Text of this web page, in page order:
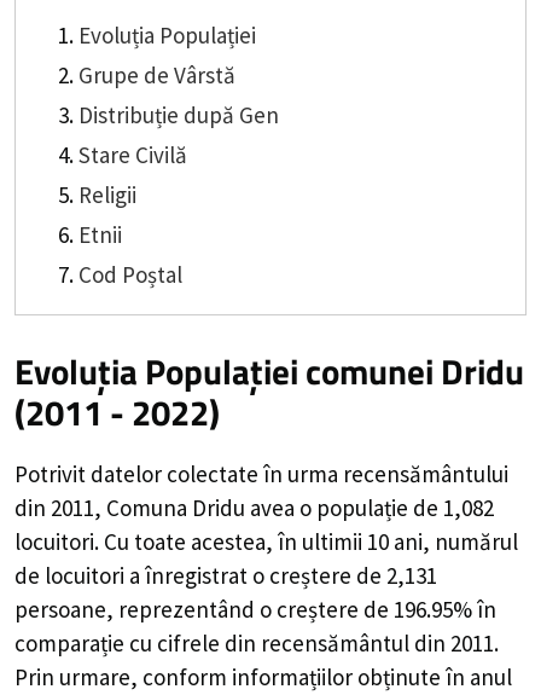
Evoluția Populației
Grupe de Vârstă
Distribuție după Gen
Stare Civilă
Religii
Etnii
Cod Poștal
Evoluția Populației comunei Dridu
(2011 - 2022)
Potrivit datelor colectate în urma recensământului
din 2011, Comuna Dridu avea o populație de 1,082
locuitori. Cu toate acestea, în ultimii 10 ani, numărul
de locuitori a înregistrat o creștere de 2,131
persoane, reprezentând o creștere de 196.95%în
comparație cu cifrele din recensământul din 2011.
Prin urmare, conform informațiilor obținute în anul